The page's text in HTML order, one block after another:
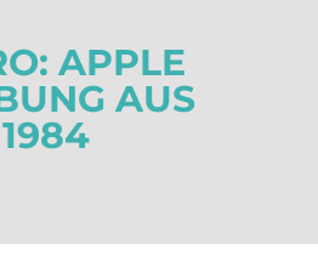
APPLE
AUS
1984